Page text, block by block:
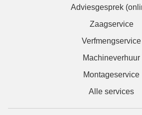
Adviesgesprek
Zaagservice
Verfmengservice
Machineverhuur
Montageservice
Alle services